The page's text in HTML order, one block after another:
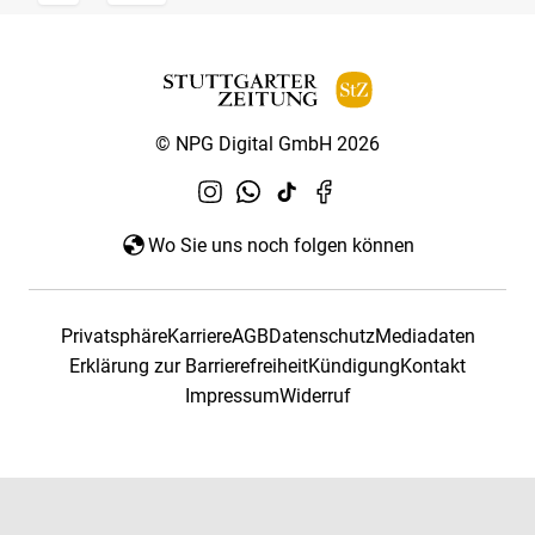
© NPG Digital GmbH 2026
Wo Sie uns noch folgen können
PrivatsphäreKarriereAGBDatenschutzMediadaten
Erklärung zur BarrierefreiheitKündigungKontakt
ImpressumWiderruf